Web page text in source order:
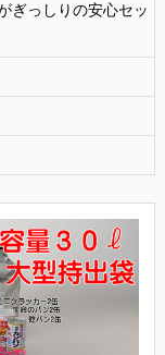
ぎっしりの安心セッ